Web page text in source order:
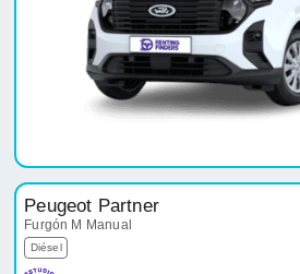
Peugeot Partner
Furgón M Manual
Diésel